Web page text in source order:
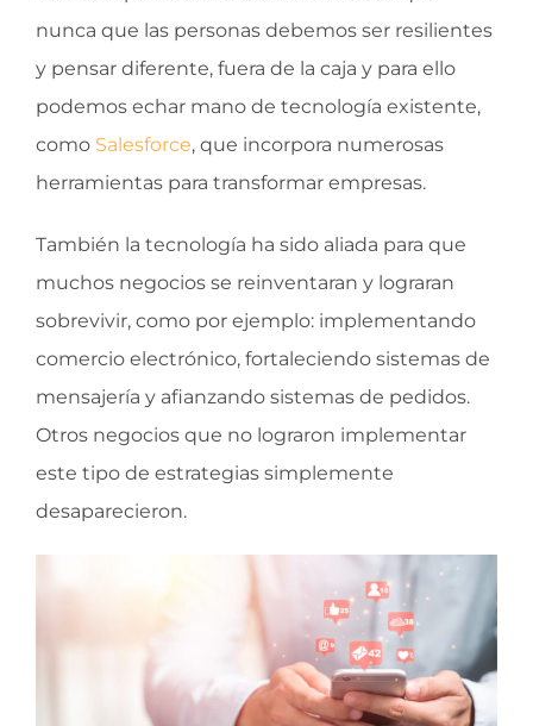
nunca que las personas debemos ser resilientes
y pensar diferente, fuera de la caja y para ello
podemos echar mano de tecnología existente,
como Salesforce, que incorpora numerosas
herramientas para transformar empresas.
También la tecnología ha sido aliada para que
muchos negocios se reinventaran y lograran
sobrevivir, como por ejemplo: implementando
comercio electrónico, fortaleciendo sistemas de
mensajería y afianzando sistemas de pedidos.
Otros negocios que no lograron implementar
este tipo de estrategias simplemente
desaparecieron.